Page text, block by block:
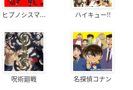
ヒプノシスマ... ハイキュー!!
呪術廻戦 名探偵コナン